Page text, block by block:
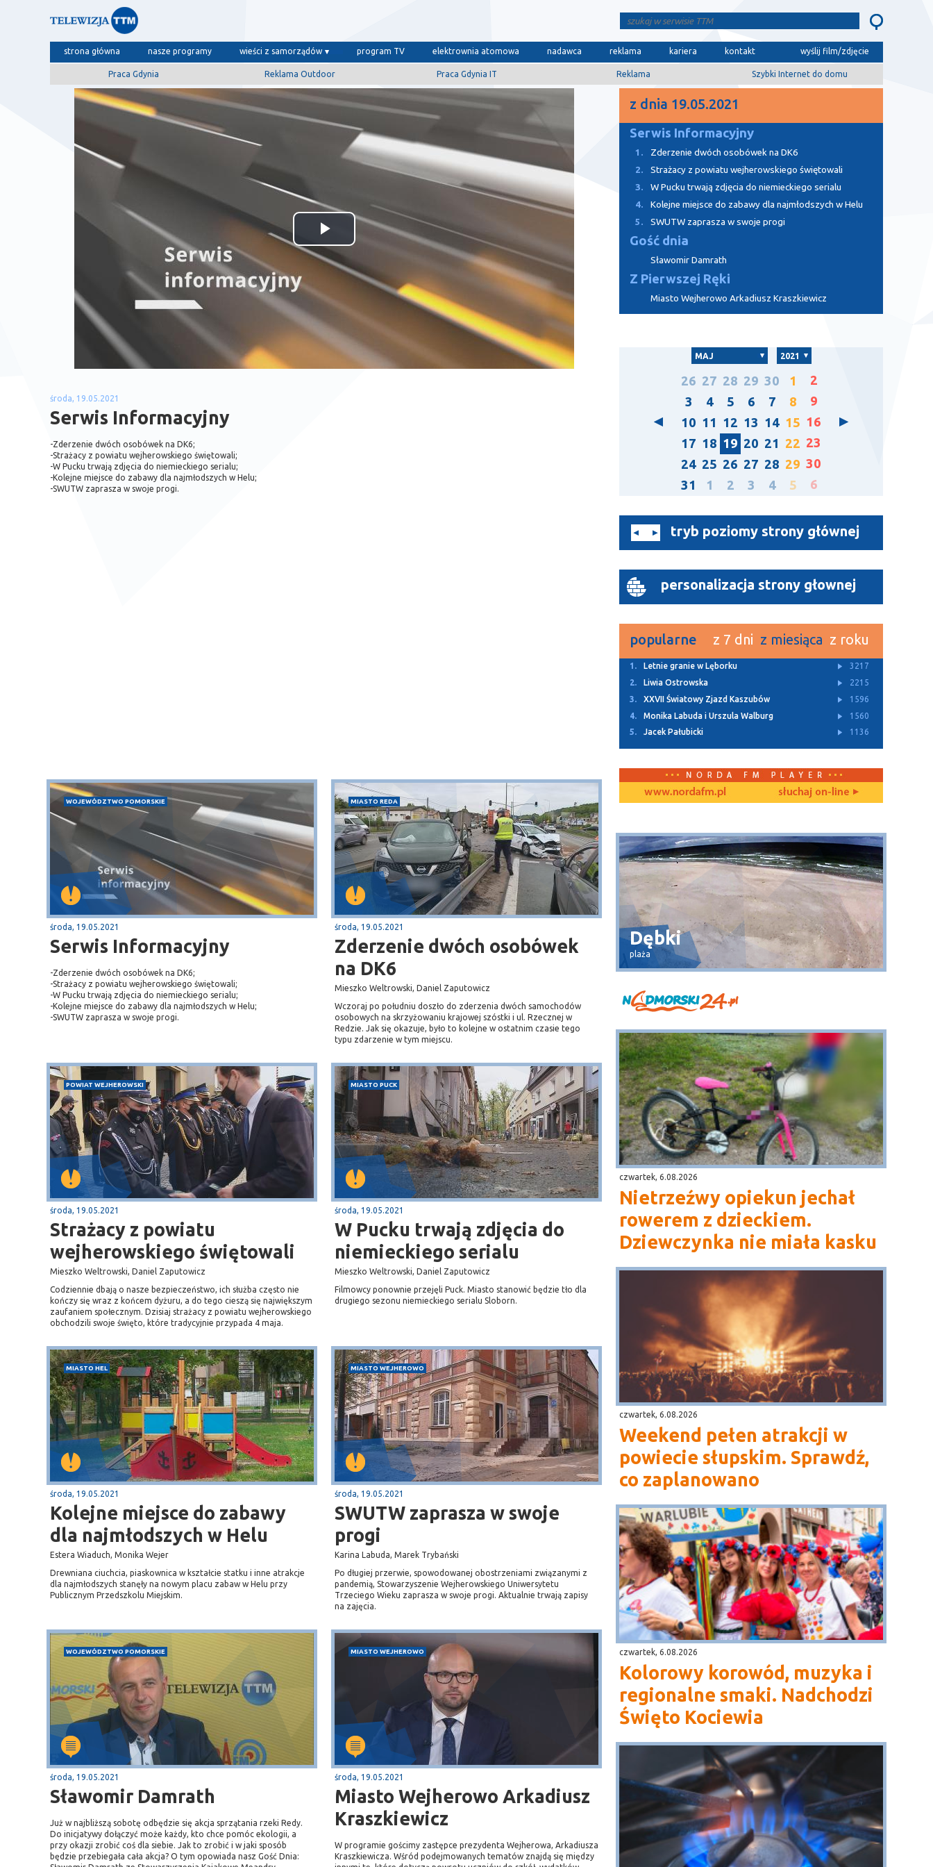
strona główna nasze programy wieści z samorządów program TV elektrownia atomowa nadawca reklama kariera kontakt wyślij film/zdjęcie
Praca Gdynia Reklama Outdoor Praca Gdynia IT Reklama Szybki Internet do domu
Odtwórz
wideo
środa, 19.05.2021
Serwis Informacyjny
-Zderzenie dwóch osobówek na DK6;
-Strażacy z powiatu wejherowskiego świętowali;
-W Pucku trwają zdjęcia do niemieckiego serialu;
-Kolejne miejsce do zabawy dla najmłodszych w Helu;
-SWUTW zaprasza w swoje progi.
WOJEWÓDZTWO POMORSKIE
środa, 19.05.2021
Serwis Informacyjny
-Zderzenie dwóch osobówek na DK6;
-Strażacy z powiatu wejherowskiego świętowali;
-W Pucku trwają zdjęcia do niemieckiego serialu;
-Kolejne miejsce do zabawy dla najmłodszych w Helu;
-SWUTW zaprasza w swoje progi.
MIASTO REDA
środa, 19.05.2021
Zderzenie dwóch osobówek
na DK6
Mieszko Weltrowski, Daniel Zaputowicz
Wczoraj po południu doszło do zderzenia dwóch samochodów
osobowych na skrzyżowaniu krajowej szóstki i ul. Rzecznej w
Redzie. Jak się okazuje, było to kolejne w ostatnim czasie tego
typu zdarzenie w tym miejscu.
POWIAT WEJHEROWSKI
środa, 19.05.2021
Strażacy z powiatu
wejherowskiego świętowali
Mieszko Weltrowski, Daniel Zaputowicz
Codziennie dbają o nasze bezpieczeństwo, ich służba często nie
kończy się wraz z końcem dyżuru, a do tego cieszą się największym
zaufaniem społecznym. Dzisiaj strażacy z powiatu wejherowskiego
obchodzili swoje święto, które tradycyjnie przypada 4 maja.
MIASTO PUCK
środa, 19.05.2021
W Pucku trwają zdjęcia do
niemieckiego serialu
Mieszko Weltrowski, Daniel Zaputowicz
Filmowcy ponownie przejęli Puck. Miasto stanowić będzie tło dla
drugiego sezonu niemieckiego serialu Sloborn.
MIASTO HEL
środa, 19.05.2021
Kolejne miejsce do zabawy
dla najmłodszych w Helu
Estera Wiaduch, Monika Wejer
Drewniana ciuchcia, piaskownica w kształcie statku i inne atrakcje
dla najmłodszych stanęły na nowym placu zabaw w Helu przy
Publicznym Przedszkolu Miejskim.
MIASTO WEJHEROWO
środa, 19.05.2021
SWUTW zaprasza w swoje
progi
Karina Labuda, Marek Trybański
Po długiej przerwie, spowodowanej obostrzeniami związanymi z
pandemią, Stowarzyszenie Wejherowskiego Uniwersytetu
Trzeciego Wieku zaprasza w swoje progi. Aktualnie trwają zapisy
na zajęcia.
WOJEWÓDZTWO POMORSKIE
środa, 19.05.2021
Sławomir Damrath
Już w najbliższą sobotę odbędzie się akcja sprzątania rzeki Redy.
Do inicjatywy dołączyć może każdy, kto chce pomóc ekologii, a
przy okazji zrobić coś dla siebie. Jak to zrobić i w jaki sposób
będzie przebiegała cała akcja? O tym opowiada nasz Gość Dnia:
MIASTO WEJHEROWO
środa, 19.05.2021
Miasto Wejherowo Arkadiusz
Kraszkiewicz
W programie gościmy zastępce prezydenta Wejherowa, Arkadiusza
Kraszkiewicza. Wśród podejmowanych tematów znajdą się między
z dnia 19.05.2021
Serwis Informacyjny
1.
Zderzenie dwóch osobówek na DK6
2.
Strażacy z powiatu wejherowskiego świętowali
3.
W Pucku trwają zdjęcia do niemieckiego serialu
4.
Kolejne miejsce do zabawy dla najmłodszych w Helu
5.
SWUTW zaprasza w swoje progi
Gość dnia
Sławomir Damrath
Z Pierwszej Ręki
Miasto Wejherowo Arkadiusz Kraszkiewicz
MAJ 2021
26 27 28 29 30 1
2
3
4 5 6 7 8
9
10 11 12 13 14 15 16
17 18 19 20 21 22 23
24 25 26 27 28 29 30
31
1 2 3 4 5 6
tryb poziomy strony głównej
personalizacja strony głownej
popularne z 7 dni z miesiąca z roku
1. Letnie granie w Lęborku
3217
2.
Liwia Ostrowska
2215
3.
XXVII Światowy Zjazd Kaszubów
1596
4.
Monika Labuda i Urszula Walburg
1560
5.
Jacek Pałubicki 1136
krajową nr 6
Sopot
plaża
Puck
Przystań, molo
Dębki
plaża
czwartek, 6.08.2026
Nietrzeźwy opiekun jechał
rowerem z dzieckiem.
Dziewczynka nie miała kasku
czwartek, 6.08.2026
Weekend pełen atrakcji w
powiecie słupskim. Sprawdź,
co zaplanowano
czwartek, 6.08.2026
Kolorowy korowód, muzyka i
regionalne smaki. Nadchodzi
Święto Kociewia